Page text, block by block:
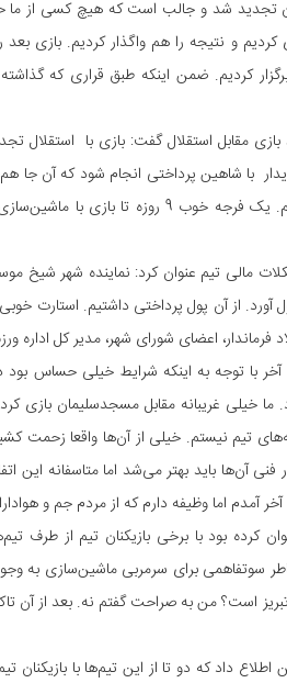
تجدید شد و جالب است که هیچ کسی از ما
کردیم و نتیجه را هم واگذار کردیم. بازی
برگزار کردیم. ضمن اینکه طبق قراری که
مقابل استقلال گفت: بازی با استقلال
با شاهین پرداختی انجام شود که آن جا
بازیکن مواجه بودیم و نتیجه را هم واگذار کردیم.
مالی تیم عنوان کرد: نماینده شهر شیخ
از آن پول پرداختی داشتیم. استارت خوبی
فرماندار، اعضای شورای شهر، ‌مدیر کل اداره
آخر با توجه به اینکه شرایط خیلی حساس بود
ما خیلی غریبانه مقابل مسجدسلیمان بازی
تیم نیستم. خیلی از آن‌ها واقعا زحمت
فنی آن‌ها باید بهتر می‌شد اما متاسفانه این
کرده بود با برخی بازیکنان تیم از طرف
برای سرمربی ماشین‌سازی به وجود
است؟ من به صراحت گفتم نه. بعد از آن
داد که دو تا از این تیم‌ها با